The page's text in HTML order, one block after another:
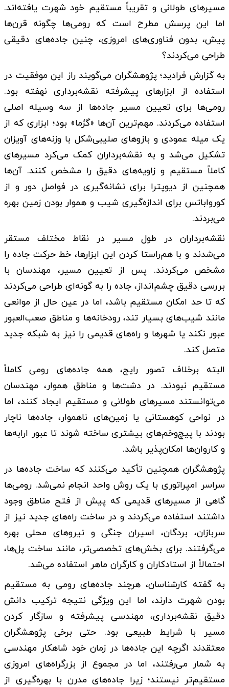
مسیرهای طولانی و تقریباً مستقیم خود شهرت یافته‌اند.
اما این پرسش مطرح است که رومی‌ها چگونه قرن‌ها
پیش، بدون فناوری‌های امروزی، چنین جاده‌های دقیقی
طراحی می‌کردند؟
به گزارش فرادید؛ پژوهشگران می‌گویند راز این موفقیت در
استفاده از ابزارهای پیشرفته نقشه‌برداری نهفته بود.
رومی‌ها برای تعیین مسیر جاده‌ها از سه وسیله اصلی
استفاده می‌کردند. مهم‌ترین آن‌ها «گرُما» بود؛ ابزاری که از
یک میله عمودی و بازوهای صلیبی‌شکل با وزنه‌های آویزان
تشکیل می‌شد و به نقشه‌برداران کمک می‌کرد مسیرهای
کاملاً مستقیم و زاویه‌های دقیق را مشخص کنند. آن‌ها
همچنین از دیوپترا برای نشانه‌گیری در فواصل دور و از
کورواباتس برای اندازه‌گیری شیب و هموار بودن زمین بهره
می‌بردند.
نقشه‌برداران در طول مسیر در نقاط مختلف مستقر
می‌شدند و با هم‌راستا کردن این ابزارها، خط حرکت جاده را
مشخص می‌کردند. پس از تعیین مسیر، مهندسان با
بررسی دقیق چشم‌انداز، جاده را به گونه‌ای طراحی می‌کردند
که تا حد امکان مستقیم باشد، اما در عین حال از موانعی
مانند شیب‌های بسیار تند، رودخانه‌ها و مناطق صعب‌العبور
عبور نکند یا شهرها و راه‌های قدیمی را نیز به شبکه جدید
متصل کند.
البته برخلاف تصور رایج، همه جاده‌های رومی کاملاً
مستقیم نبودند. در دشت‌ها و مناطق هموار، مهندسان
می‌توانستند مسیرهای طولانی و مستقیم ایجاد کنند، اما
در نواحی کوهستانی یا زمین‌های ناهموار، جاده‌ها ناچار
بودند با پیچ‌وخم‌های بیشتری ساخته شوند تا عبور ارابه‌ها
و کاروان‌ها امکان‌پذیر باشد.
پژوهشگران همچنین تأکید می‌کنند که ساخت جاده‌ها در
سراسر امپراتوری با یک روش واحد انجام نمی‌شد. رومی‌ها
گاهی از مسیرهای قدیمی که پیش از فتح مناطق وجود
داشتند استفاده می‌کردند و در ساخت راه‌های جدید نیز از
سربازان، بردگان، اسیران جنگی و نیروهای محلی بهره
می‌گرفتند. برای بخش‌های تخصصی‌تر، مانند ساخت پل‌ها،
احتمالاً از استادکاران و کارگران ماهر استفاده می‌شد.
به گفته کارشناسان، هرچند جاده‌های رومی به مستقیم
بودن شهرت دارند، اما این ویژگی نتیجه ترکیب دانش
دقیق نقشه‌برداری، مهندسی پیشرفته و سازگار کردن
مسیر با شرایط طبیعی بود. حتی برخی پژوهشگران
معتقدند اگرچه این جاده‌ها در زمان خود شاهکار مهندسی
به شمار می‌رفتند، اما در مجموع از بزرگراه‌های امروزی
مستقیم‌تر نیستند؛ زیرا جاده‌های مدرن با بهره‌گیری از